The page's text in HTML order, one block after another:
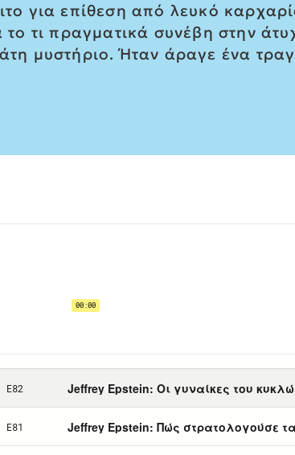
για επίθεση από λευκό
τι πραγματικά συνέβη στην
μυστήριο. Ήταν άραγε ένα